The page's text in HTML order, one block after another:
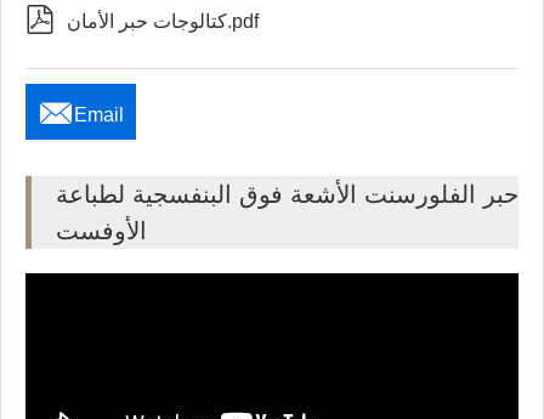
 كتالوجات حبر الأمان.pdf
 Email
حبر الفلورسنت الأشعة فوق البنفسجية لطباعة
الأوفست